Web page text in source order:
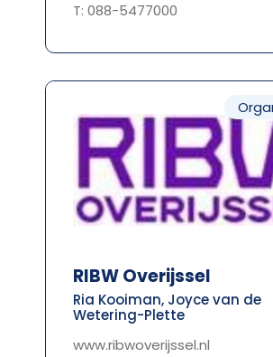
T: 088-5477000
RIBW Overijssel
Ria Kooiman, Joyce van de
Wetering-Plette
www.ribwoverijssel.nl